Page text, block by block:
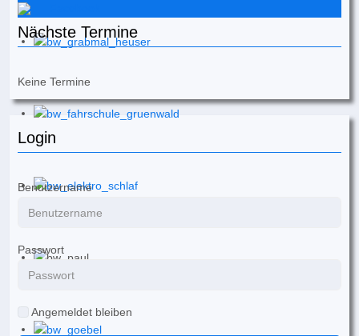
Nächste Termine
Keine Termine
Login
Benutzername
Passwort
Angemeldet bleiben